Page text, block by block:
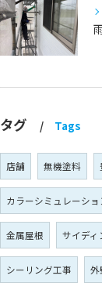
タグ Tags
店舗 無機塗料
カラーシミュレーショ
金属屋根 サイディ
シーリング工事 外